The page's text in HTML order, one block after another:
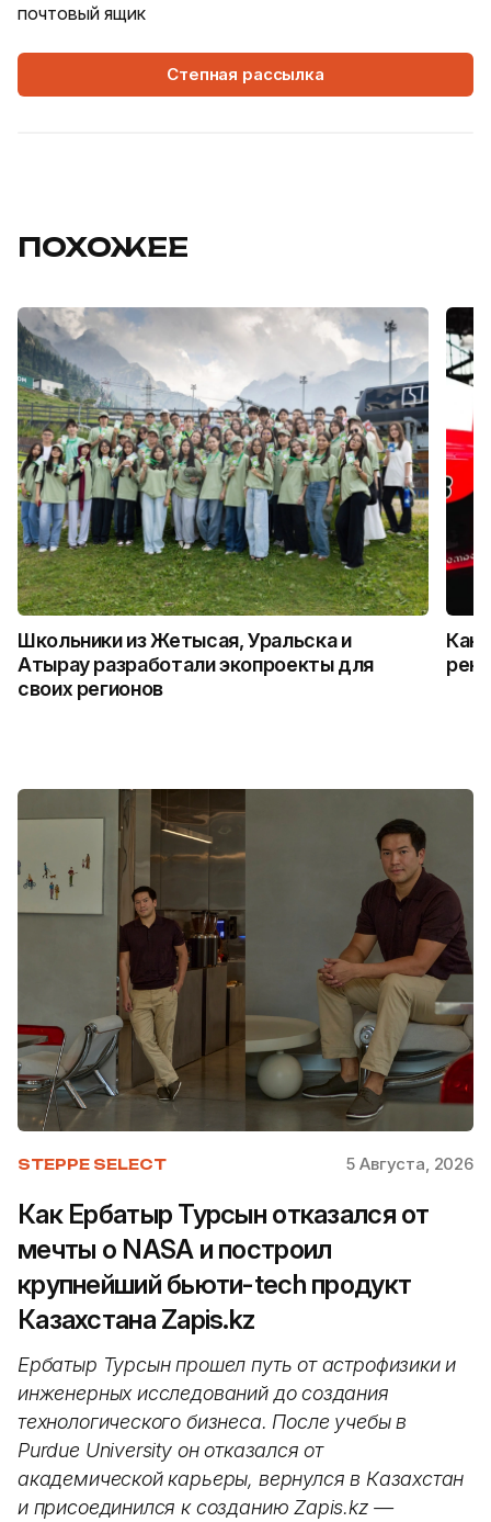
почтовый ящик
Степная рассылка
ПОХОЖЕЕ
Школьники из Жетысая, Уральска и
Атырау разработали экопроекты для
своих регионов
Как
STEPPE SELECT 5 Августа, 2026
Как Ербатыр Турсын отказался от
мечты о NASA и построил
крупнейший бьюти-tech продукт
Казахстана Zapis.kz
Ербатыр Турсын прошел путь от астрофизики и
инженерных исследований до создания
технологического бизнеса. После учебы в
Purdue University он отказался от
академической карьеры, вернулся в Казахстан
и присоединился к созданию Zapis.kz —